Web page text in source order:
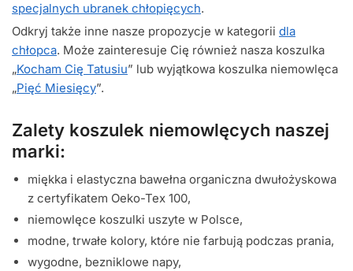
specjalnych ubranek chłopięcych.
Odkryj także inne nasze propozycje w kategorii dla
chłopca. Może zainteresuje Cię również nasza koszulka
„Kocham Cię Tatusiu” lub wyjątkowa koszulka niemowlęca
„Pięć Miesięcy”.
Zalety koszulek niemowlęcych naszej
marki:
miękka i elastyczna bawełna organiczna dwułożyskowa
z certyfikatem Oeko-Tex 100,
niemowlęce koszulki uszyte w Polsce,
modne, trwałe kolory, które nie farbują podczas prania,
wygodne, bezniklowe napy,